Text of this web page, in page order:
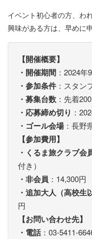
イベント初心者の方、わ
興味がある方は、早めに
【開催概要】
・開催期間 ：2024年
・参加条件 ：スタン
・募集台数 ：先着
・応募締め切り ：
・ゴール会場 ：長野
【参加費用】
・くるま旅クラブ会
付き）
・非会員 ：14,300円
・追加大人（高校生
円
【お問い合わせ先】
・電話：03-5411-